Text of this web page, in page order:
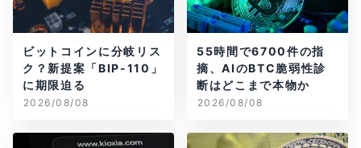
ビットコインに分岐リス
ク？新提案「BIP-110」
に期限迫る
2026/08/08
55時間で6700件の指
摘、AIのBTC脆弱性診
断はどこまで本物か
2026/08/08